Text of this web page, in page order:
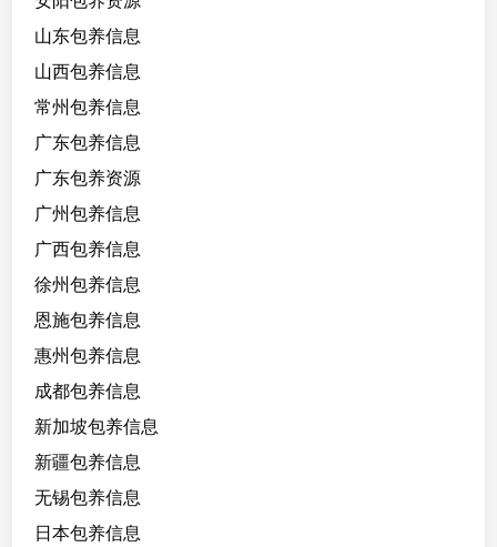
山东包养信息
山西包养信息
常州包养信息
广东包养信息
广东包养资源
广州包养信息
广西包养信息
徐州包养信息
恩施包养信息
惠州包养信息
成都包养信息
新加坡包养信息
新疆包养信息
无锡包养信息
日本包养信息